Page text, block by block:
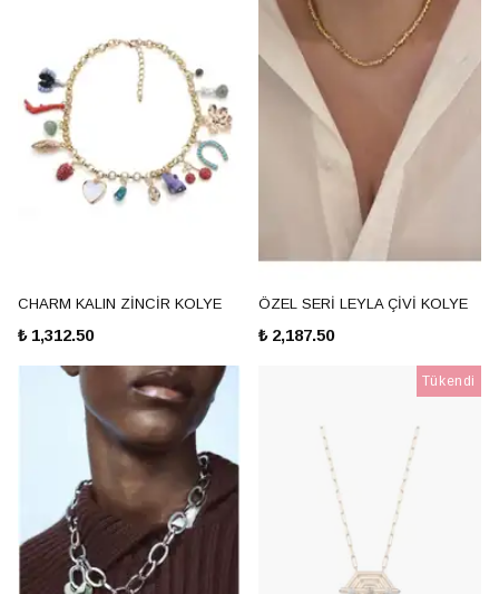
CHARM KALIN ZİNCİR KOLYE
₺ 1,312.50
ÖZEL SERİ LEYLA ÇİVİ KOLYE
₺ 2,187.50
Tükendi